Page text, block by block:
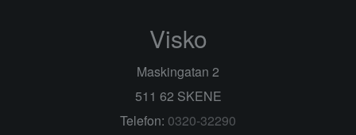
Visko
Maskingatan 2
511 62 SKENE
Telefon: 0320-32290